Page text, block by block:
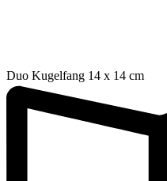
Duo Kugelfang 14 x 14 cm